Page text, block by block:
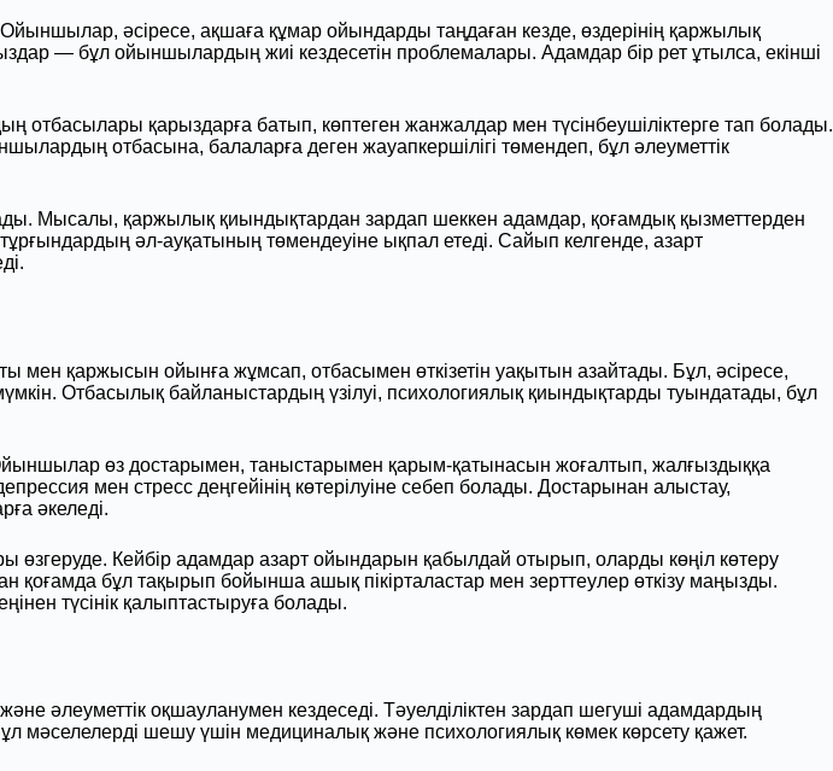
әсіресе, ақшаға құмар ойындарды таңдаған кезде, өздерінің қаржылық
— бұл ойыншылардың жиі кездесетін проблемалары. Адамдар бір рет ұтылса, екінші
қарыздарға батып, көптеген жанжалдар мен түсінбеушіліктерге тап болады.
отбасына, балаларға деген жауапкершілігі төмендеп, бұл әлеуметтік
Мысалы, қаржылық қиындықтардан зардап шеккен адамдар, қоғамдық қызметтерден
әл-ауқатының төмендеуіне ықпал етеді. Сайып келгенде, азарт
мен қаржысын ойынға жұмсап, отбасымен өткізетін уақытын азайтады. Бұл, әсіресе,
Отбасылық байланыстардың үзілуі, психологиялық қиындықтарды туындатады, бұл
өз достарымен, таныстарымен қарым-қатынасын жоғалтып, жалғыздыққа
мен стресс деңгейінің көтерілуіне себеп болады. Достарынан алыстау,
әкеледі.
Кейбір адамдар азарт ойындарын қабылдай отырып, оларды көңіл көтеру
қоғамда бұл тақырып бойынша ашық пікірталастар мен зерттеулер өткізу маңызды.
түсінік қалыптастыруға болады.
әлеуметтік оқшауланумен кездеседі. Тәуелділіктен зардап шегуші адамдардың
шешу үшін медициналық және психологиялық көмек көрсету қажет.